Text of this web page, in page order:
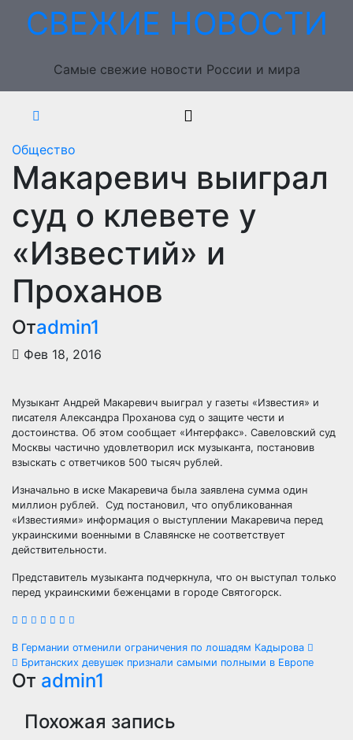
ПерейтиСВЕЖИЕ НОВОСТИ
Самые свежие новости России и мира
Общество
Макаревич выиграл
суд о клевете у
«Известий» и
Проханов
Отadmin1
Фев 18, 2016
Музыкант Андрей Макаревич выиграл у газеты «Известия» и
писателя Александра Проханова суд о защите чести и
достоинства. Об этом сообщает «Интерфакс». Савеловский суд
Москвы частично удовлетворил иск музыканта, постановив
взыскать с ответчиков 500 тысяч рублей.
Изначально в иске Макаревича была заявлена сумма один
миллион рублей. Суд постановил, что опубликованная
«Известиями» информация о выступлении Макаревича перед
украинскими военными в Славянске не соответствует
действительности.
Представитель музыканта подчеркнула, что он выступал только
перед украинскими беженцами в городе Святогорск.
Навигация
по
записям
В Германии отменили ограничения по лошадям Кадырова
Британских девушек признали самыми полными в Европе
От admin1
Похожая запись